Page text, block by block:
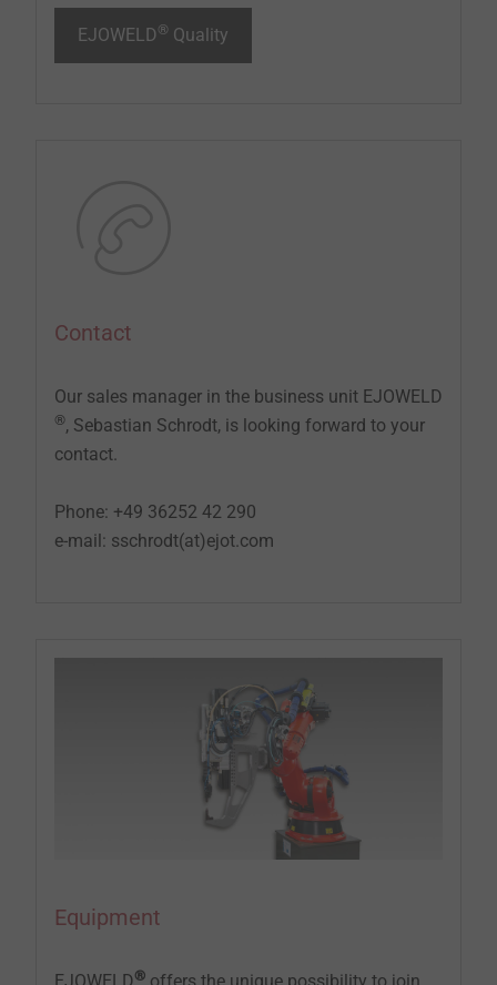
EJOWELD ® Quality
Contact
Our sales manager in the business unit EJOWELD
®, Sebastian Schrodt, is looking forward to your
contact.
Phone: +49 36252 42 290
e-mail: sschrodt(at)ejot.com
Equipment
®